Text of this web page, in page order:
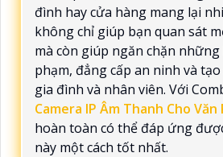
đình hay cửa hàng mang lại
không chỉ giúp bạn quan sát
mà còn giúp ngăn chặn những
phạm, đẳng cấp an ninh và
gia đình và nhân viên. Với
Camera IP Âm Thanh Cho Văn
hoàn toàn có thể đáp ứng
này một cách tốt nhất.